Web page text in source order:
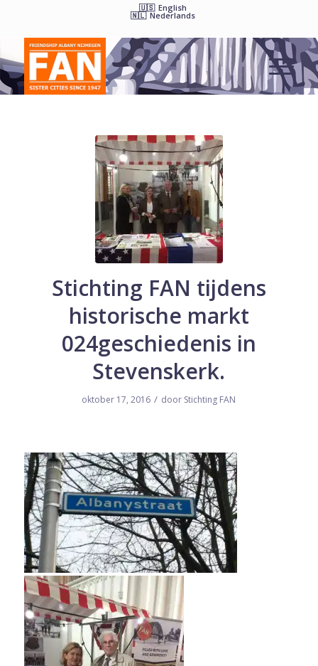
English
Nederlands
Stichting FAN tijdens
historische markt
024geschiedenis in
Stevenskerk.
oktober 17, 2016 / door Stichting FAN